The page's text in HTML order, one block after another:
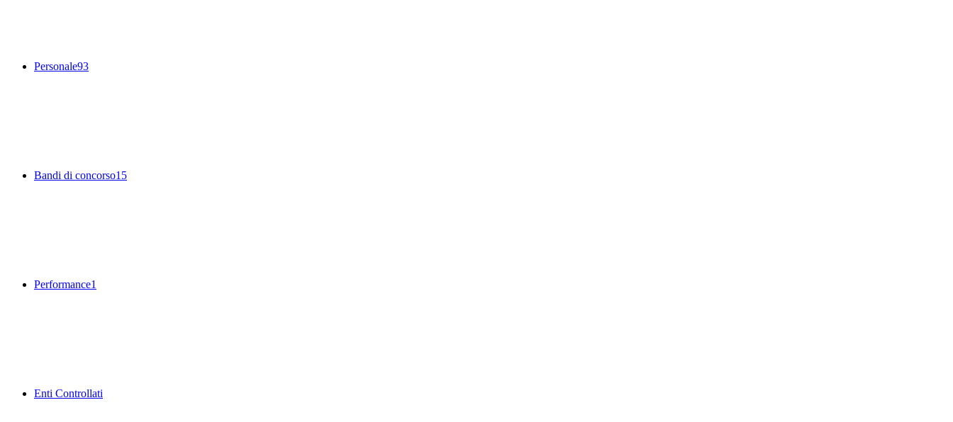
Personale93
Bandi di concorso15
Performance1
Enti Controllati